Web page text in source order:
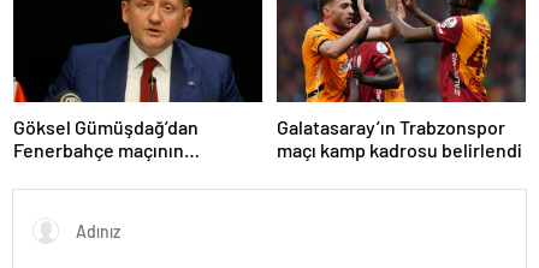
Göksel Gümüşdağ’dan
Fenerbahçe maçının
Galatasaray’ın Trabzonspor
maçı kamp kadrosu belirlendi